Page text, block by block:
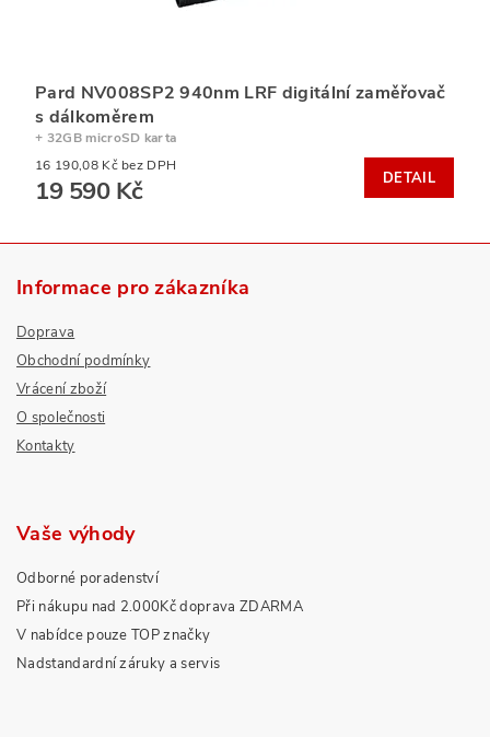
Pard NV008SP2 940nm LRF digitální zaměřovač
s dálkoměrem
+ 32GB microSD karta
16 190,08 Kč bez DPH
19 590 Kč DETAIL
Informace pro zákazníka
Doprava
Obchodní podmínky
Vrácení zboží
O společnosti
Kontakty
Vaše výhody
Odborné poradenství
Při nákupu nad 2.000Kč doprava ZDARMA
V nabídce pouze TOP značky
Nadstandardní záruky a servis